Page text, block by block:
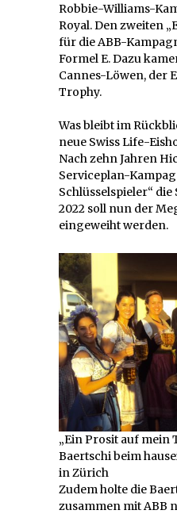
Robbie-Williams-
Royal. Den zweiten
für die ABB-
Formel E. Dazu
Cannes-Löwen, der
Trophy.
Was bleibt im
neue Swiss Life-
Nach zehn Jahren
Serviceplan-
Schlüsselspieler“
2022 soll nun der
eingeweiht werden.
„Ein Prosit auf mein
Baertschi beim
in Zürich
Zudem holte die
zusammen mit ABB